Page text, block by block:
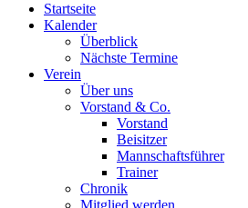
Startseite
Kalender
Überblick
Nächste Termine
Verein
Über uns
Vorstand & Co.
Vorstand
Beisitzer
Mannschaftsführer
Trainer
Chronik
Mitglied werden